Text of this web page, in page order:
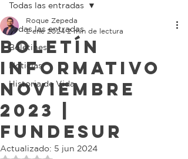
Todas las entradas
Boletines
Noticias
Historia de Vida
Todas las entradas
Boletín
Informativo
Noviembre
2023 |
FundeSur
Roque Zepeda
2 ene 2024 2 min de lectura
Actualizado: 5 jun 2024